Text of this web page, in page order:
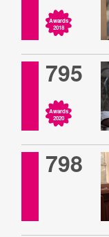
Awards
2018
795
Awards
2020
798